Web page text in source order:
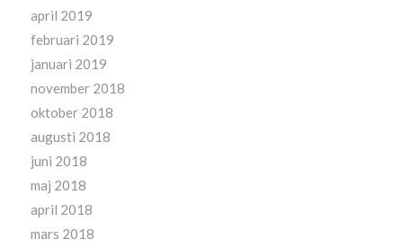
april 2019
februari 2019
januari 2019
november 2018
oktober 2018
augusti 2018
juni 2018
maj 2018
april 2018
mars 2018